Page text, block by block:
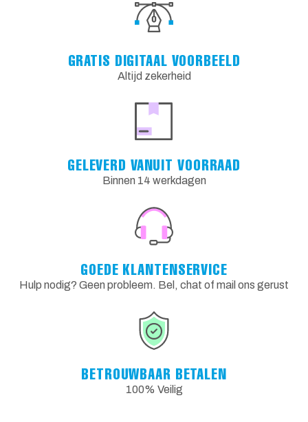
GRATIS DIGITAAL VOORBEELD
Altijd zekerheid
GELEVERD VANUIT VOORRAAD
Binnen 14 werkdagen
GOEDE KLANTENSERVICE
Hulp nodig? Geen probleem. Bel, chat of mail ons gerust
BETROUWBAAR BETALEN
100% Veilig